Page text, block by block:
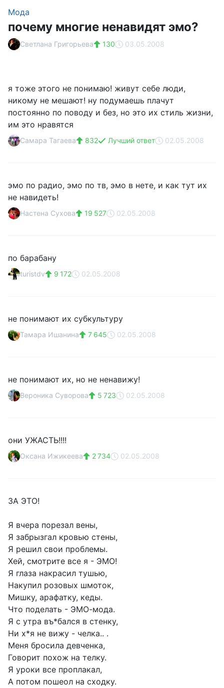
Мода
почему многие ненавидят эмо?
Светлана Григорьева 130 03.05.2008
я тоже этого не понимаю! живут себе люди,
никому не мешают! ну подумаешь плачут
постоянно по поводу и без, но это их стиль жизни,
им это нравятся
Самара Тагаева 832 Лучший ответ 02.05.2008
эмо по радио, эмо по тв, эмо в нете, и как тут их
не навидеть!
Настена Сухова 19 527 02.05.2008
по барабану
turistdv 9 172 02.05.2008
не понимают их субкультуру
Тамара Ишанина 7 645 02.05.2008
не понимают их, но не ненавижу!
Вероника Суворова 5 723 02.05.2008
они УЖАСТЬ!!!!
Оксана Ижикеева 2 734 02.05.2008
ЗА ЭТО!
Я вчера порезал вены,
Я забрызгал кровью стены,
Я решил свои проблемы.
Хей, смотрите все я - ЭМО!
Я глаза накрасил тушью,
Накупил розовых шмоток,
Мишку, арафатку, кеды.
Что поделать - ЭМО-мода.
Я с утра въ*бался в стенку,
Ни х*я не вижу - челка.. .
Меня бросила девченка,
Говорит похож на телку.
Я уроки все проплакал,
А потом пошеол на сходку.